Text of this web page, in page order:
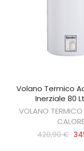
AGGIUNGI AL
Volano Termico
Inerziale 80
VOLANO TERMICO
420,90 €